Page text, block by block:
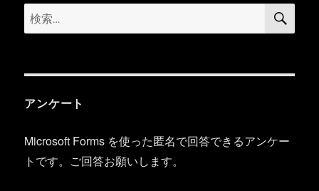
検
索:
検
アンケート
Microsoft Forms を使った匿名で回答できるアンケー
トです。ご回答お願いします。